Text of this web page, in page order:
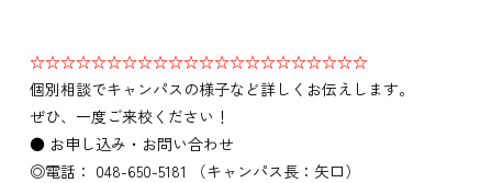
☆☆☆☆☆☆☆☆☆☆☆☆☆☆☆☆☆☆☆☆☆☆
個別相談でキャンパスの様子など詳しくお伝えします。
ぜひ、一度ご来校ください！
● お申し込み・お問い合わせ
◎電話： 048-650-5181 （キャンパス長：矢口）